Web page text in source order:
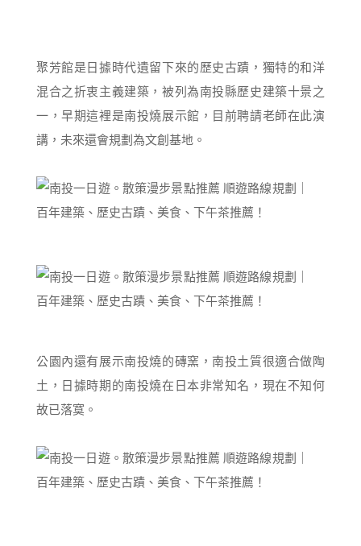
聚芳館是日據時代遺留下來的歷史古蹟，獨特的和洋
混合之折衷主義建築，被列為南投縣歷史建築十景之
一，早期這裡是南投燒展示館，目前聘請老師在此演
講，未來還會規劃為文創基地。
公園內還有展示南投燒的磚窯，南投土質很適合做陶
土，日據時期的南投燒在日本非常知名，現在不知何
故已落寞。